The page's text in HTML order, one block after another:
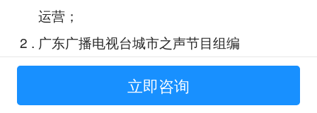
运营；
2 . 广东广播电视台城市之声节目组编
辑 / 记者 ；
珠海市政府首届乡村设计竞赛；
立即咨询